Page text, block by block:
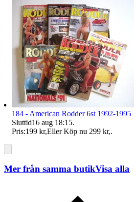
184 - American Rodder 6st 1992-1995
Sluttid16 aug 18:15.
Pris:199 kr,Eller Köp nu 299 kr,.
Mer från samma butikVisa alla